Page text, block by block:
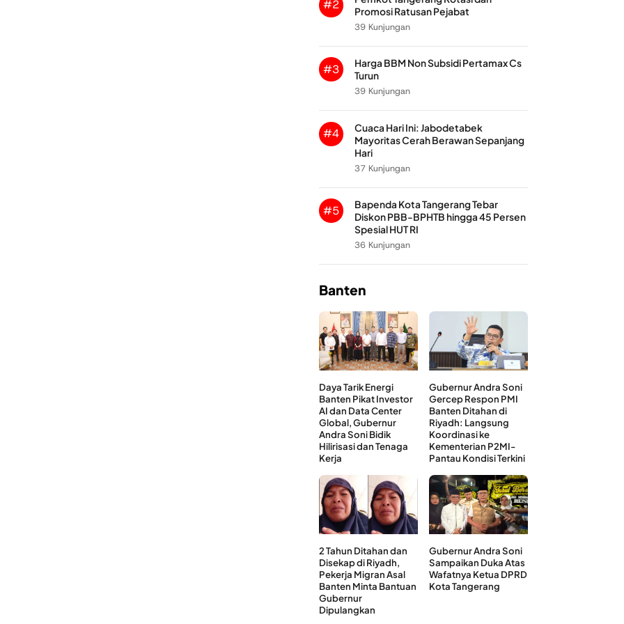
#2
Promosi Ratusan Pejabat
39 Kunjungan
#3
Harga BBM Non Subsidi Pertamax Cs
Turun
39 Kunjungan
#4
Cuaca Hari Ini: Jabodetabek
Mayoritas Cerah Berawan Sepanjang
Hari
37 Kunjungan
#5
Bapenda Kota Tangerang Tebar
Diskon PBB-BPHTB hingga 45 Persen
Spesial HUT RI
36 Kunjungan
Banten
Daya Tarik Energi
Banten Pikat Investor
AI dan Data Center
Global, Gubernur
Andra Soni Bidik
Hilirisasi dan Tenaga
Kerja
Gubernur Andra Soni
Gercep Respon PMI
Banten Ditahan di
Riyadh: Langsung
Koordinasi ke
Kementerian P2MI-
Pantau Kondisi Terkini
2 Tahun Ditahan dan
Disekap di Riyadh,
Pekerja Migran Asal
Banten Minta Bantuan
Gubernur
Dipulangkan
Gubernur Andra Soni
Sampaikan Duka Atas
Wafatnya Ketua DPRD
Kota Tangerang